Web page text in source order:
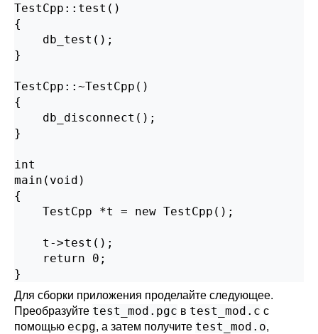
TestCpp::test()
{
    db_test();
}
TestCpp::~TestCpp()
{
    db_disconnect();
}
int
main(void)
{
    TestCpp *t = new TestCpp();
    t->test();
    return 0;
}
Для сборки приложения проделайте следующее.
Преобразуйте test_mod.pgc в test_mod.c с
помощью ecpg, а затем получите test_mod.o,